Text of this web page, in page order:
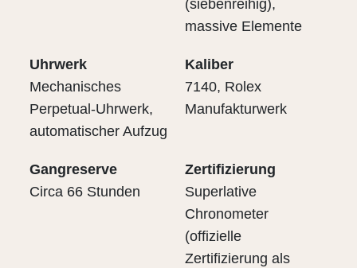
(siebenreihig),
massive Elemente
Uhrwerk
Mechanisches
Perpetual-Uhrwerk,
automatischer Aufzug
Kaliber
7140, Rolex
Manufakturwerk
Gangreserve
Circa 66 Stunden
Zertifizierung
Superlative
Chronometer
(offizielle
Zertifizierung als